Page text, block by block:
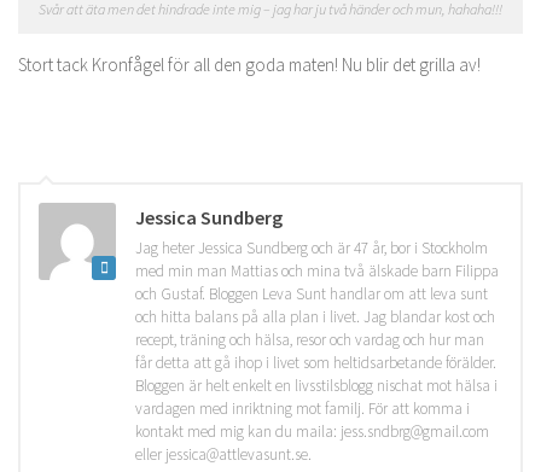
Svår att äta men det hindrade inte mig – jag har ju två händer och mun, hahaha!!!
Stort tack Kronfågel för all den goda maten! Nu blir det grilla av!
Jessica Sundberg
Jag heter Jessica Sundberg och är 47 år, bor i Stockholm
med min man Mattias och mina två älskade barn Filippa
och Gustaf. Bloggen Leva Sunt handlar om att leva sunt
och hitta balans på alla plan i livet. Jag blandar kost och
recept, träning och hälsa, resor och vardag och hur man
får detta att gå ihop i livet som heltidsarbetande förälder.
Bloggen är helt enkelt en livsstilsblogg nischat mot hälsa i
vardagen med inriktning mot familj. För att komma i
kontakt med mig kan du maila: jess.sndbrg@gmail.com
eller jessica@attlevasunt.se.